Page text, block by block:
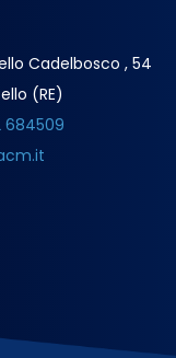
Cadelbosco , 54
(RE)
684509